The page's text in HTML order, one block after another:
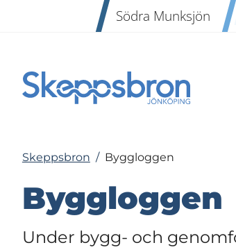
Södra Munksjön
Skeppsbron / Byggloggen
Byggloggen
Under bygg- och